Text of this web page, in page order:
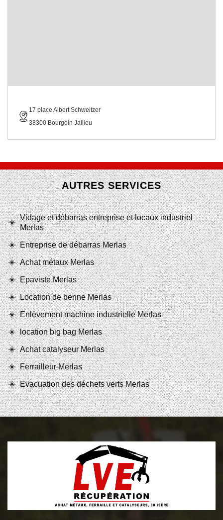
17 place Albert Schweitzer
38300 Bourgoin Jallieu
AUTRES SERVICES
Vidage et débarras entreprise et locaux industriel
Merlas
Entreprise de débarras Merlas
Achat métaux Merlas
Epaviste Merlas
Location de benne Merlas
Enlèvement machine industrielle Merlas
location big bag Merlas
Achat catalyseur Merlas
Ferrailleur Merlas
Evacuation des déchets verts Merlas